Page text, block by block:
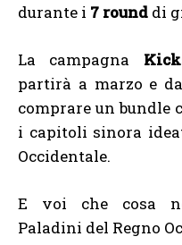
durante i 7 round di
La campagna
partirà a marzo e
comprare un bundle
i capitoli sinora
Occidentale.
E voi che cosa
Paladini del Regno